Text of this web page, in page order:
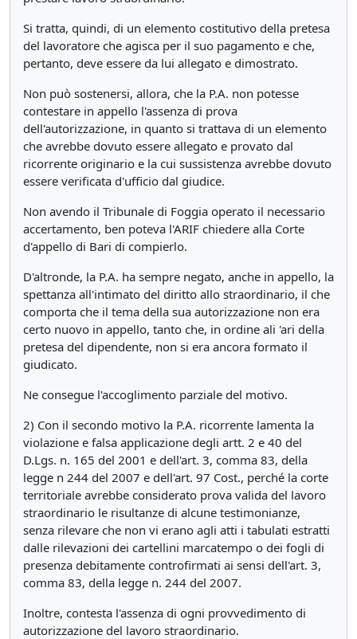
Si tratta, quindi, di un elemento costitutivo della pretesa
del lavoratore che agisca per il suo pagamento e che,
pertanto, deve essere da lui allegato e dimostrato.
Non può sostenersi, allora, che la P.A. non potesse
contestare in appello l'assenza di prova
dell'autorizzazione, in quanto si trattava di un elemento
che avrebbe dovuto essere allegato e provato dal
ricorrente originario e la cui sussistenza avrebbe dovuto
essere verificata d'ufficio dal giudice.
Non avendo il Tribunale di Foggia operato il necessario
accertamento, ben poteva l'ARIF chiedere alla Corte
d'appello di Bari di compierlo.
D'altronde, la P.A. ha sempre negato, anche in appello, la
spettanza all'intimato del diritto allo straordinario, il che
comporta che il tema della sua autorizzazione non era
certo nuovo in appello, tanto che, in ordine ali 'ari della
pretesa del dipendente, non si era ancora formato il
giudicato.
Ne consegue l'accoglimento parziale del motivo.
2) Con il secondo motivo la P.A. ricorrente lamenta la
violazione e falsa applicazione degli artt. 2 e 40 del
D.Lgs. n. 165 del 2001 e dell'art. 3, comma 83, della
legge n 244 del 2007 e dell'art. 97 Cost., perché la corte
territoriale avrebbe considerato prova valida del lavoro
straordinario le risultanze di alcune testimonianze,
senza rilevare che non vi erano agli atti i tabulati estratti
dalle rilevazioni dei cartellini marcatempo o dei fogli di
presenza debitamente controfirmati ai sensi dell'art. 3,
comma 83, della legge n. 244 del 2007.
Inoltre, contesta l'assenza di ogni provvedimento di
autorizzazione del lavoro straordinario.